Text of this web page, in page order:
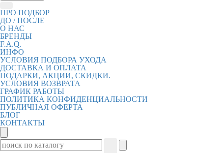
ПРО ПОДБОР
ДО / ПОСЛЕ
О НАС
БРЕНДЫ
F.A.Q.
ИНФО
УСЛОВИЯ ПОДБОРА УХОДА
ДОСТАВКА И ОПЛАТА
ПОДАРКИ, АКЦИИ, СКИДКИ.
УСЛОВИЯ ВОЗВРАТА
ГРАФИК РАБОТЫ
ПОЛИТИКА КОНФИДЕНЦИАЛЬНОСТИ
ПУБЛИЧНАЯ ОФЕРТА
БЛОГ
КОНТАКТЫ